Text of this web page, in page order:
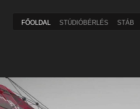
FŐOLDAL STÚDIÓBÉRLÉS STÁB